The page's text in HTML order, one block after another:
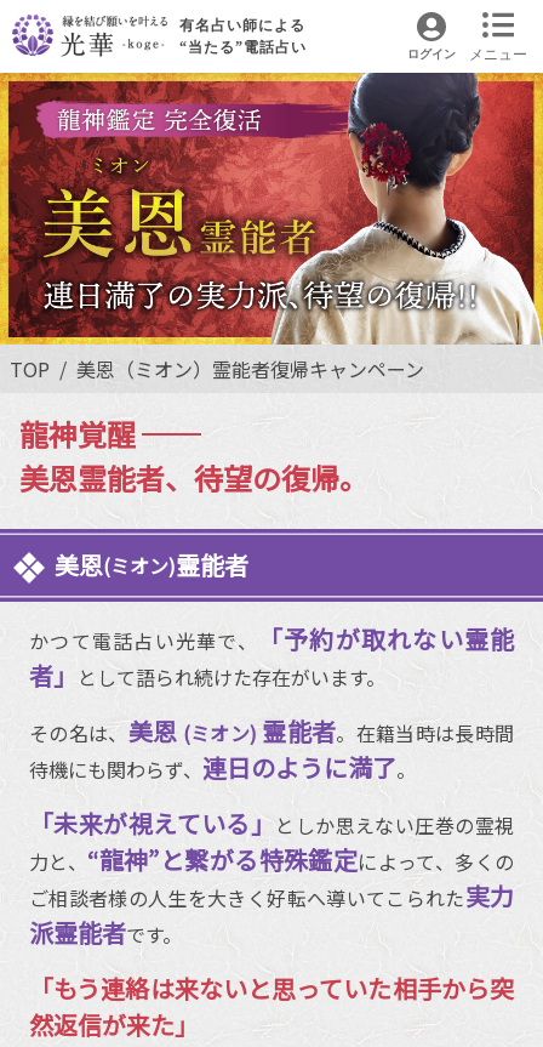
メニュー
有名占い師による
“当たる”電話占い
ログイン
TOP 美恩（ミオン）霊能者復帰キャンペーン
龍神覚醒 ──
美恩霊能者、待望の復帰。
美恩(ミオン)霊能者
かつて電話占い光華で、
「予約が取れない霊能
者」
として語られ続けた存在がいます。
その名は、 美恩 (ミオン)霊能者。在籍当時は長時間
待機にも関わらず、 連日のように満了。
「未来が視えている」としか思えない圧巻の霊視
力と、 “龍神”と繋がる特殊鑑定によって、多くの
ご相談者様の人生を大きく好転へ導いてこられた実力
派霊能者です。
「もう連絡は来ないと思っていた相手から突
然返信が来た」